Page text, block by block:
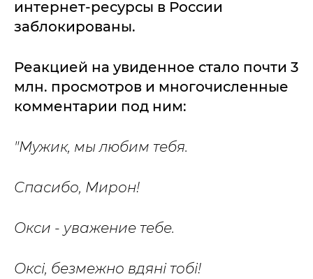
интернет-ресурсы в России
заблокированы.
Реакцией на увиденное стало почти 3
млн. просмотров и многочисленные
комментарии под ним:
"Мужик, мы любим тебя.
Спасибо, Мирон!
Окси - уважение тебе.
Оксі, безмежно вдяні тобі!